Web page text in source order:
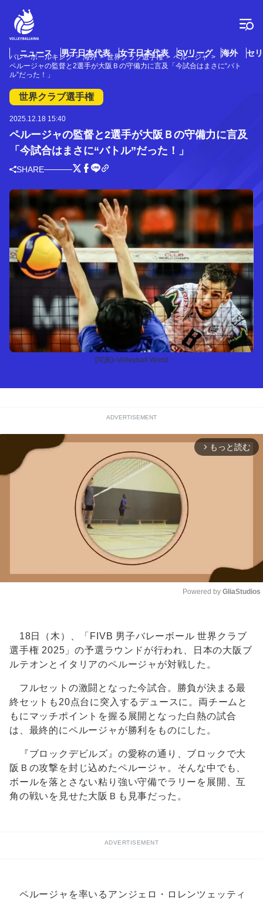
ニュース 男子日本代表 女子日本代表 SVリーグ 海外 セ
バレーボールキング 海外 世界クラブ選手権
ペルージャ
ペルージャの監督と2選手が大阪Ｂの守備力に言及「今試合はまさに“バト
ル”だった！」
世界クラブ選手権
2025.12.18 15:40
ペルージャの監督と2選手が大阪Ｂの守備力に言及
「今試合はまさに“バトル”だった！」
SHARE
[写真]=Volleyball World
ADVERTISEMENT
arrow_forward_ios もっと読む
Powered by GliaStudios
18日（木）、「FIVB 男子バレーボール 世界クラブ
選手権 2025」の予選ラウンドが行われ、日本の大阪ブ
ルテオンとイタリアのペルージャが対戦した。
フルセットの激闘となった今試合。勝負が決まる最
終セットも20点台に突入するデュースに。両チームと
もにマッチポイントを握る展開となった白熱の試合
は、最終的にペルージャが勝利をものにした。
『ブロックデビルズ』の愛称の通り、ブロックで大
阪Ｂの攻撃を封じ込めたペルージャ。そんな中でも、
ボールを落とさない粘り強い守備でラリーを展開、互
角の戦いを見せた大阪Ｂも見事だった。
ADVERTISEMENT
ペルージャを率いるアンジェロ・ロレンツェッティ